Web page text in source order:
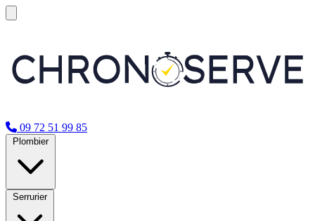
09 72 51 99 85
Plombier
Serrurier